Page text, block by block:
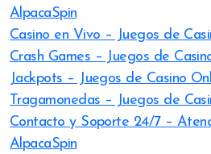
AlpacaSpin
Casino en Vivo – Juegos de
Crash Games – Juegos de
Jackpots – Juegos de Casino
Tragamonedas – Juegos de
Contacto y Soporte 24/7 –
AlpacaSpin